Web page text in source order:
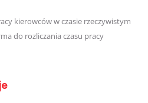
kierowców w czasie rzeczywistym
do rozliczania czasu pracy